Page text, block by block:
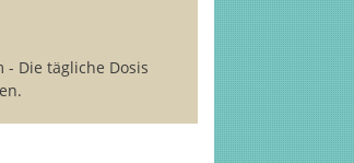
- Die tägliche Dosis